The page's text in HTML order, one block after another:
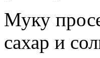
Муку
сахар и